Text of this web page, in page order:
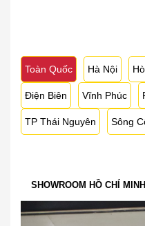
Toàn Quốc Hà Nội
Điện Biên Vĩnh Phúc
TP Thái Nguyên Sông
SHOWROOM HỒ CHÍ MINH